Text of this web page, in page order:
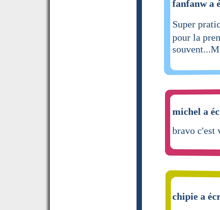
fanfanw a
Super
pour la
michel a
bravo c'est
chipie a